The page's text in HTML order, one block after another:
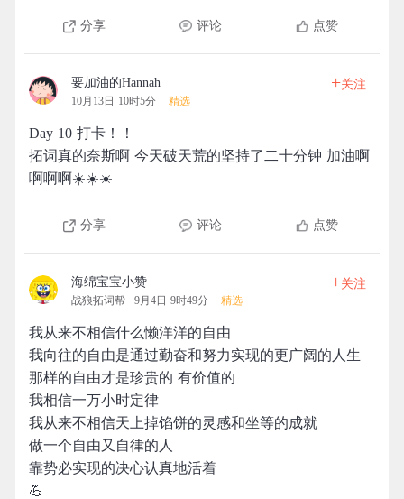
分享 评论 点赞
要加油的Hannah
10月13日 10时5分 精选
+关注
Day 10 打卡！！
拓词真的奈斯啊 今天破天荒的坚持了二十分钟 加油啊
啊啊啊☀️☀️☀️
分享 评论 点赞
海绵宝宝小赞
战狼拓词帮 9月4日 9时49分 精选
+关注
我从来不相信什么懒洋洋的自由
我向往的自由是通过勤奋和努力实现的更广阔的人生
那样的自由才是珍贵的 有价值的
我相信一万小时定律
我从来不相信天上掉馅饼的灵感和坐等的成就
做一个自由又自律的人
靠势必实现的决心认真地活着
💪